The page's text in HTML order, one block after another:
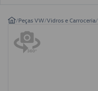
/Peças VW/Vidros e Carroceria/